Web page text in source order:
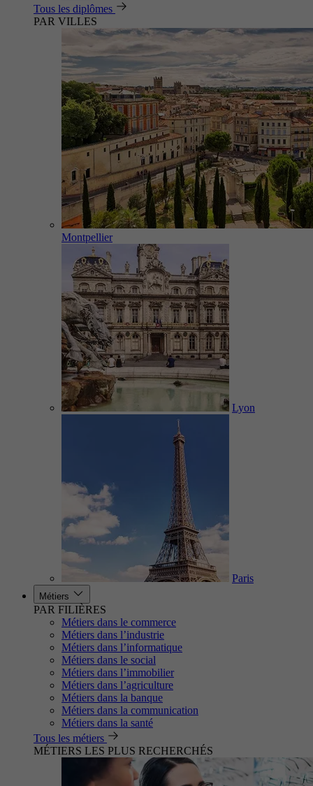
Tous les diplômes
PAR VILLES
Montpellier
Lyon
Paris
Métiers
PAR FILIÈRES
Métiers dans le commerce
Métiers dans l’industrie
Métiers dans l’informatique
Métiers dans le social
Métiers dans l’immobilier
Métiers dans l’agriculture
Métiers dans la banque
Métiers dans la communication
Métiers dans la santé
Tous les métiers
MÉTIERS LES PLUS RECHERCHÉS